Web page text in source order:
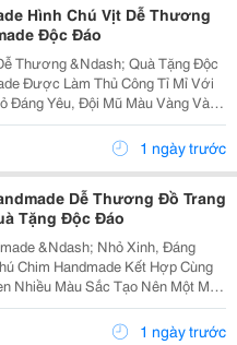
Hình Chú Vịt Dễ Thương
Độc Đáo
Thương &Ndash; Quà Tặng Độc
Đáng Yêu, Đội Mũ Màu Vàng Và
Màu Hồng. Sản Phẩm Có Kiểu
Hợp Để Làm Quà Tặng Hoặc Trang
1 ngày trước
Dễ Thương Đồ Trang
Tặng Độc Đáo
&Ndash; Nhỏ Xinh, Đáng
Nhiều Màu Sắc Tạo Nên Một Món
Dễ Thương. Sản Phẩm Được Làm
Để Trang Trí Bàn Học, Bàn Làm
1 ngày trước